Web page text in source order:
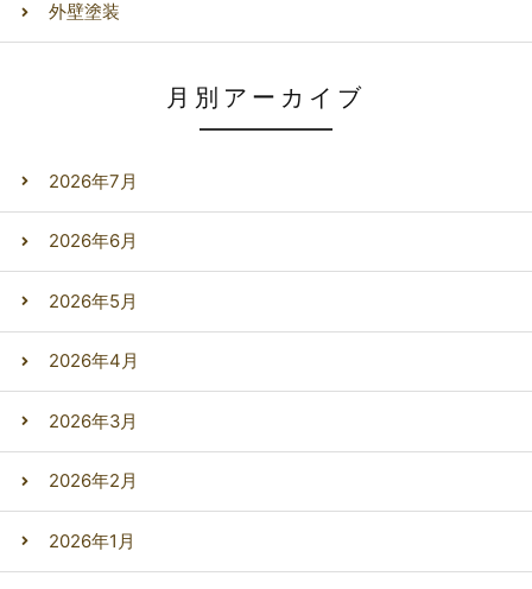
外壁塗装
月別アーカイブ
2026年7月
2026年6月
2026年5月
2026年4月
2026年3月
2026年2月
2026年1月